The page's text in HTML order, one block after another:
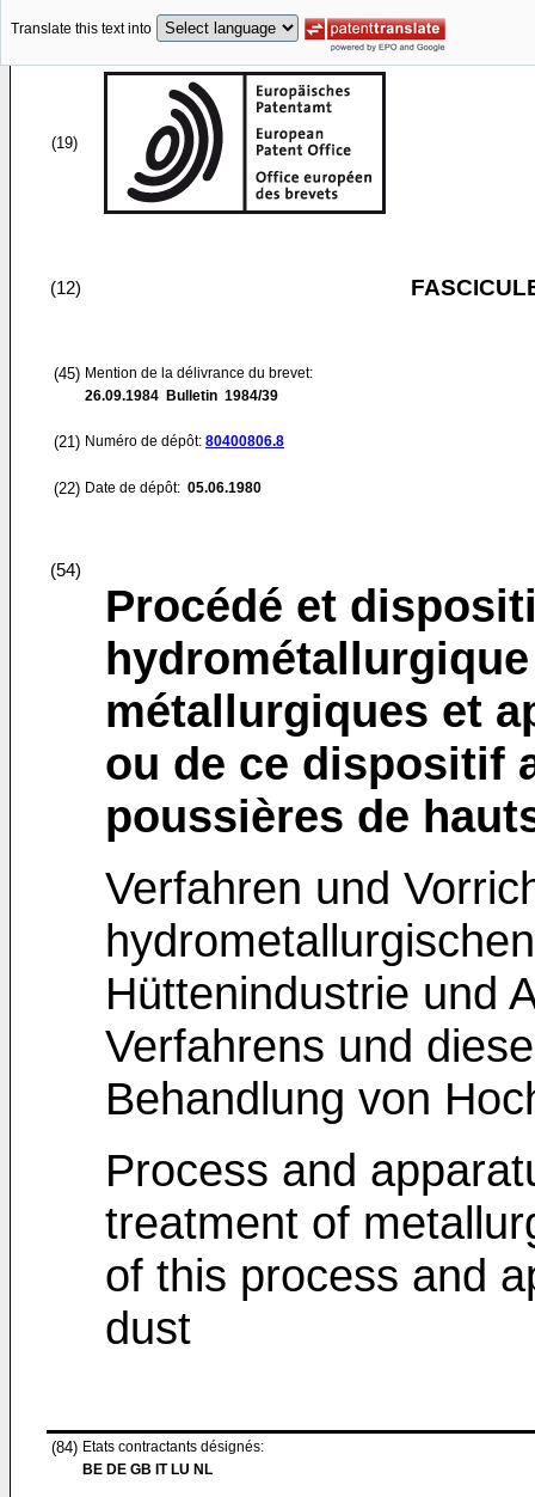
Translate this text into
(19)
(12)
(45) Mention de la délivrance du brevet:
26.09.1984 Bulletin 1984/39
(21) Numéro de dépôt: 80400806.8
(22) Date de dépôt: 05.06.1980
(54)
Procédé et
métallurgiques et
ou de ce dispositif
poussières de
Verfahren und
Hüttenindustrie und
Verfahrens und
Behandlung von
Process and
treatment of
of this process and
dust
(84) Etats contractants désignés:
BE DE GB IT LU NL